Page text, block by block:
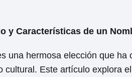
y Características de un
una hermosa elección que
cultural. Este artículo explora